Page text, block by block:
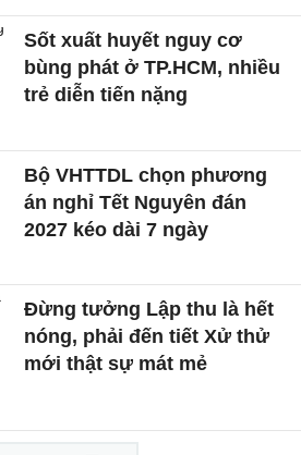
Sốt xuất huyết nguy cơ
bùng phát ở TP.HCM, nhiều
trẻ diễn tiến nặng
Bộ VHTTDL chọn phương
án nghỉ Tết Nguyên đán
2027 kéo dài 7 ngày
Đừng tưởng Lập thu là hết
nóng, phải đến tiết Xử thử
mới thật sự mát mẻ